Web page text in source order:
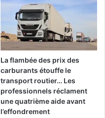
La flambée des prix des
carburants étouffe le
transport routier… Les
professionnels réclament
une quatrième aide avant
l’effondrement